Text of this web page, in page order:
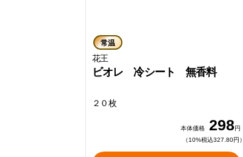
常温
花王
ビオレ 冷シート 無香料
２０枚
本体価格 298円
（10%税込327.80円）